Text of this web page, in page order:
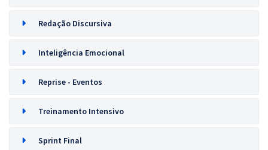
Redação Discursiva
Inteligência Emocional
Reprise - Eventos
Treinamento Intensivo
Sprint Final